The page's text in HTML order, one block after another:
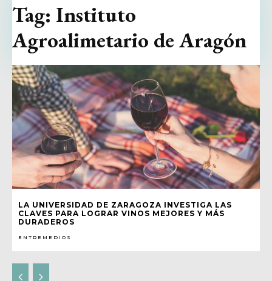
LA UNIVERSIDAD DE ZARAGOZA INVESTIGA LAS
CLAVES PARA LOGRAR VINOS MEJORES Y MÁS
DURADEROS
ENTREMEDIOS
Tag: Instituto
Agroalimetario de Aragón